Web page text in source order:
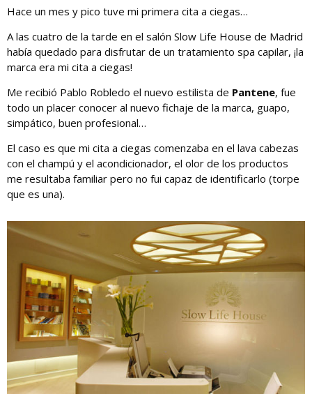
Hace un mes y pico tuve mi primera cita a ciegas…
A las cuatro de la tarde en el salón Slow Life House de Madrid
había quedado para disfrutar de un tratamiento spa capilar, ¡la
marca era mi cita a ciegas!
Me recibió Pablo Robledo el nuevo estilista de Pantene, fue
todo un placer conocer al nuevo fichaje de la marca, guapo,
simpático, buen profesional…
El caso es que mi cita a ciegas comenzaba en el lava cabezas
con el champú y el acondicionador, el olor de los productos
me resultaba familiar pero no fui capaz de identificarlo (torpe
que es una).